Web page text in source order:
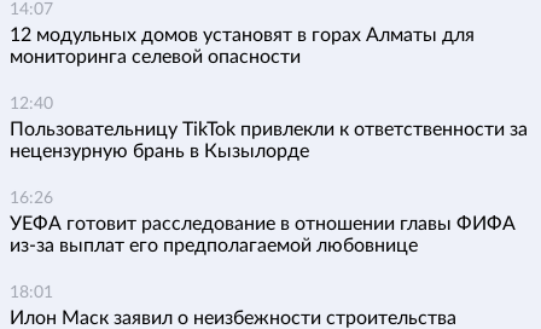
14:07
12 модульных домов установят в горах Алматы для
мониторинга селевой опасности
12:40
Пользовательницу TikTok привлекли к ответственности за
нецензурную брань в Кызылорде
16:26
УЕФА готовит расследование в отношении главы ФИФА
из-за выплат его предполагаемой любовнице
18:01
Илон Маск заявил о неизбежности строительства